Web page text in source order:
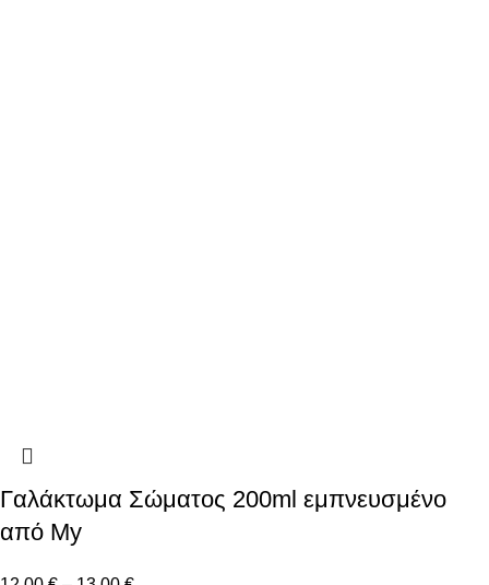
Γαλάκτωμα Σώματος 200ml εμπνευσμένο
από My